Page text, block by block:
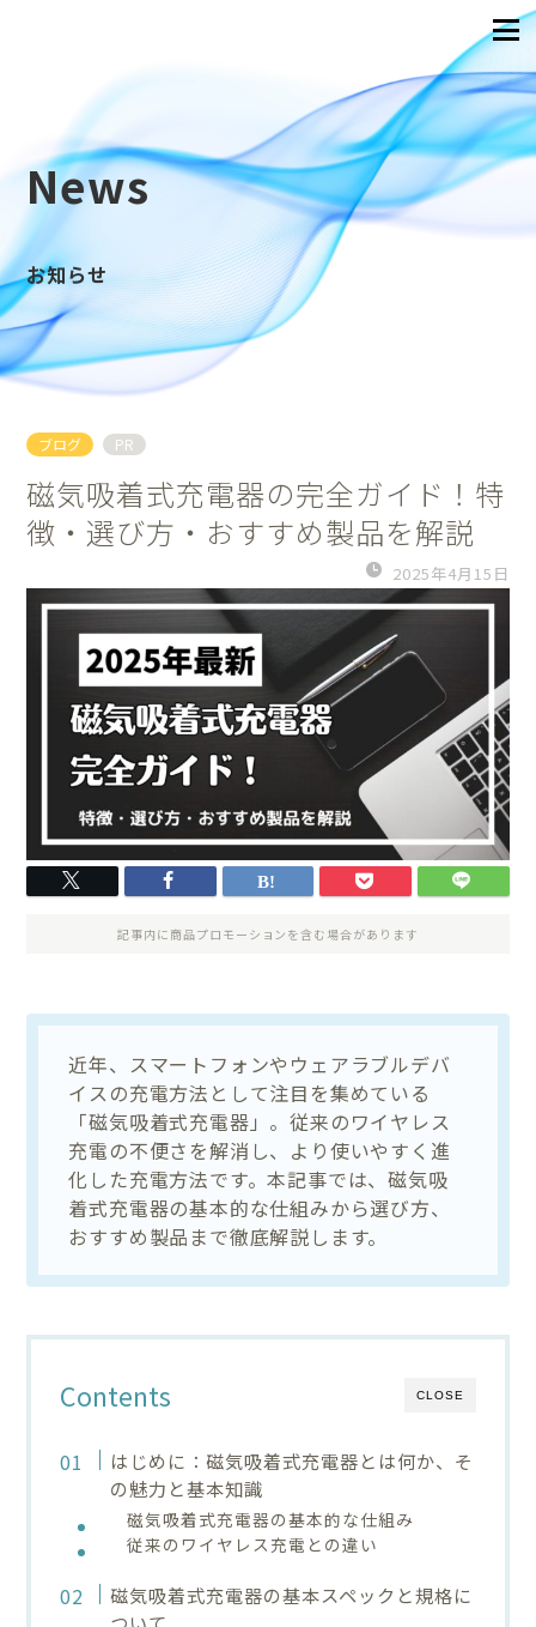
News
お知らせ
ブログ PR
磁気吸着式充電器の完全ガイド！特
徴・選び方・おすすめ製品を解説
2025年4月15日
記事内に商品プロモーションを含む場合があります
近年、スマートフォンやウェアラブルデバ
イスの充電方法として注目を集めている
「磁気吸着式充電器」。従来のワイヤレス
充電の不便さを解消し、より使いやすく進
化した充電方法です。本記事では、磁気吸
着式充電器の基本的な仕組みから選び方、
おすすめ製品まで徹底解説します。
CLOSE
Contents
はじめに：磁気吸着式充電器とは何か、そ
の魅力と基本知識
磁気吸着式充電器の基本的な仕組み
従来のワイヤレス充電との違い
磁気吸着式充電器の基本スペックと規格に